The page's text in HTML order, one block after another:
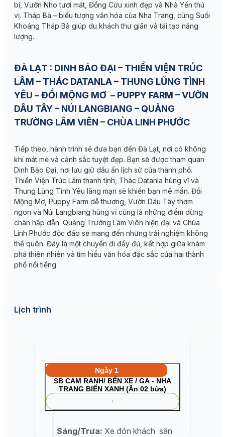
bí, Vườn Nho tươi mát, Đồng Cừu xinh đẹp và Nhà Yến thú
vị. Tháp Bà – biểu tượng văn hóa của Nha Trang, cùng Suối
Khoáng Tháp Bà giúp du khách thư giãn và tái tạo năng
lượng.
ĐÀ LẠT : DINH BẢO ĐẠI – THIỀN VIỆN TRÚC
LÂM – THÁC DATANLA – THUNG LŨNG TÌNH
YÊU – ĐỒI MỘNG MƠ – PUPPY FARM – VƯỜN
DÂU TÂY – NÚI LANGBIANG – QUẢNG
TRƯỜNG LÂM VIÊN – CHÙA LINH PHƯỚC
Tiếp theo, hành trình sẽ đưa bạn đến Đà Lạt, nơi có không
khí mát mẻ và cảnh sắc tuyệt đẹp. Bạn sẽ được tham quan
Dinh Bảo Đại, nơi lưu giữ dấu ấn lịch sử của thành phố.
Thiền Viện Trúc Lâm thanh tịnh, Thác Datanla hùng vĩ và
Thung Lũng Tình Yêu lãng mạn sẽ khiến bạn mê mẩn. Đồi
Mộng Mơ, Puppy Farm dễ thương, Vườn Dâu Tây thơm
ngon và Núi Langbiang hùng vĩ cũng là những điểm dừng
chân hấp dẫn. Quảng Trường Lâm Viên hiện đại và Chùa
Linh Phước độc đáo sẽ mang đến những trải nghiệm không
thể quên. Đây là một chuyến đi đầy đủ, kết hợp giữa khám
phá thiên nhiên và tìm hiểu văn hóa đặc sắc của hai thành
phố nổi tiếng.
Lịch trình
Ngày 1
SB CAM RANH/ BẾN XE / GA - NHA
TRANG BIỂN XANH (Ăn 02 bữa)
Sáng/Trưa: Xe đón khách sân